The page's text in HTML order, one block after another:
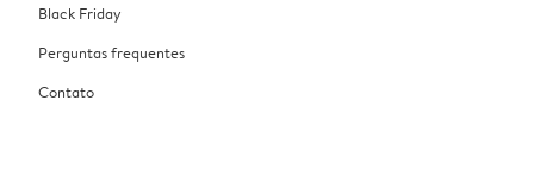
Black Friday
Perguntas frequentes
Contato